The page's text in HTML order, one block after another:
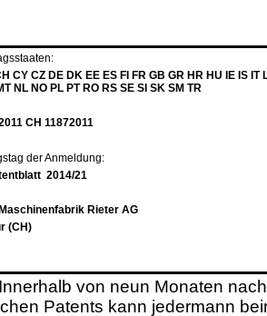
CY CZ DE DK EE ES FI FR GB GR HR HU IE IS IT
NL NO PL PT RO RS SE SI SK SM TR
CH 11872011
der Anmeldung:
2014/21
Maschinenfabrik Rieter AG
(CH)
von neun Monaten
Patents kann jedermann